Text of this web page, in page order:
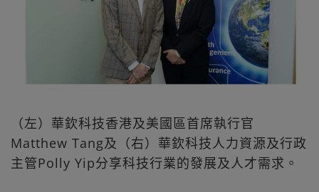
（左）華欽科技香港及美國區首席執行官
Matthew Tang及（右）華欽科技人力資源及行政
主管Polly Yip分享科技行業的發展及人才需求。